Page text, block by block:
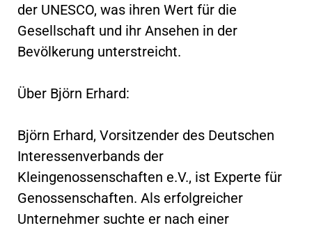
der UNESCO, was ihren Wert für die
Gesellschaft und ihr Ansehen in der
Bevölkerung unterstreicht.
Über Björn Erhard:
Björn Erhard, Vorsitzender des Deutschen
Interessenverbands der
Kleingenossenschaften e.V., ist Experte für
Genossenschaften. Als erfolgreicher
Unternehmer suchte er nach einer